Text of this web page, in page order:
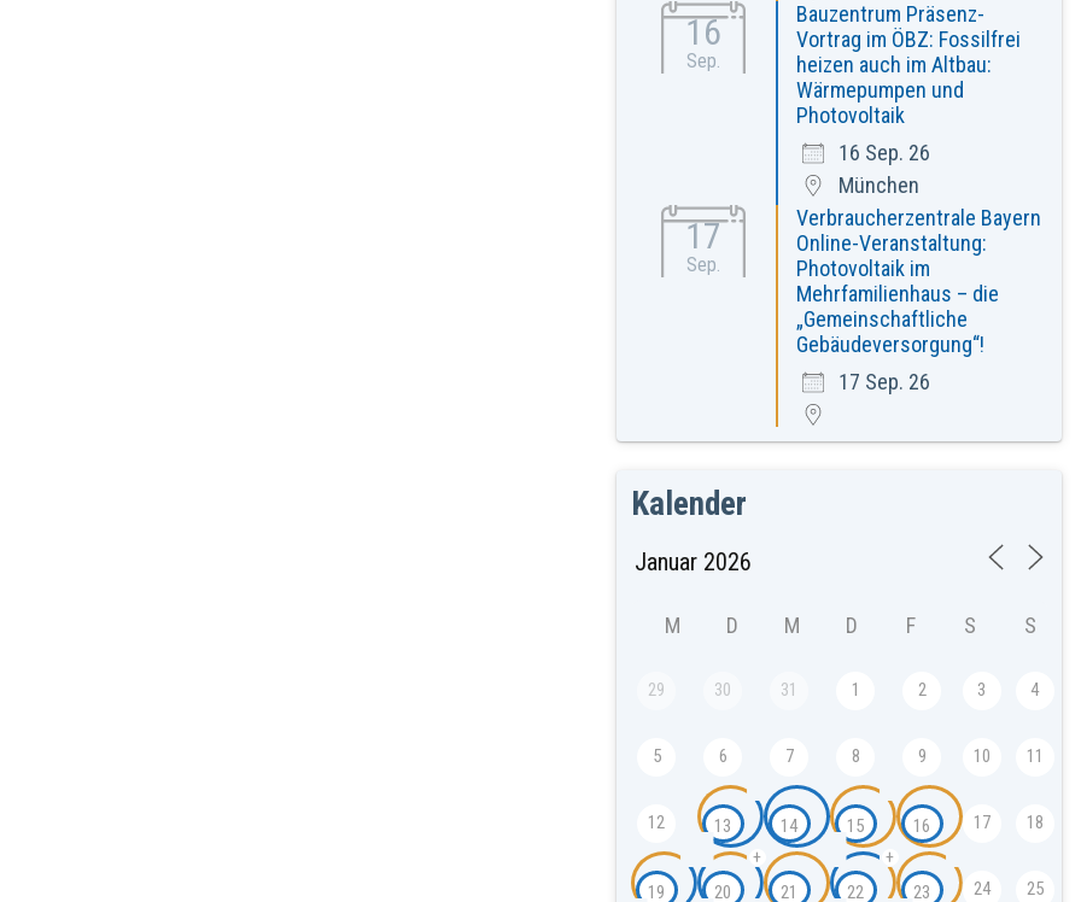
16
Sep.
Bauzentrum Präsenz-
Vortrag im ÖBZ: Fossilfrei
heizen auch im Altbau:
Wärmepumpen und
Photovoltaik
16 Sep. 26
München
17
Sep.
Verbraucherzentrale Bayern
Online-Veranstaltung:
Photovoltaik im
Mehrfamilienhaus – die
„Gemeinschaftliche
Gebäudeversorgung“!
17 Sep. 26
Kalender
M D M D F S S
29 30 31 1 2 3 4
5 6 7 8 9 10 11
12 13 14 15 16 17 18
19 20
+
21 22
+
23 24 25